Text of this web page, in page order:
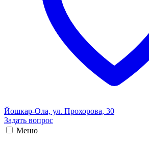
Йошкар-Ола, ул. Прохорова, 30
Задать вопрос
Меню